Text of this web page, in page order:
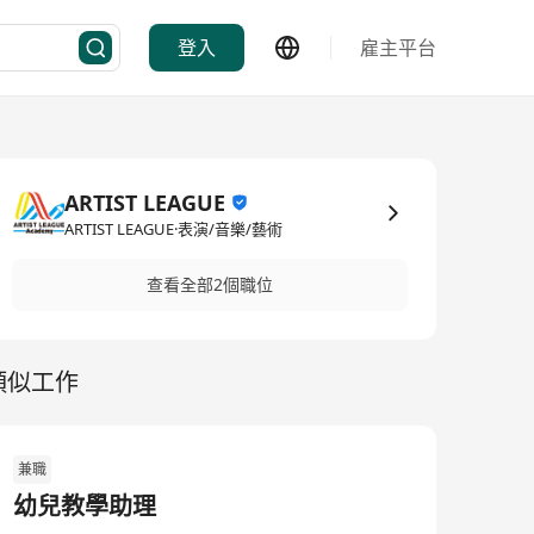
登入 雇主平台
ARTIST LEAGUE
ARTIST LEAGUE·表演/音樂/藝術
查看全部2個職位
似工作
兼職
幼兒教學助理